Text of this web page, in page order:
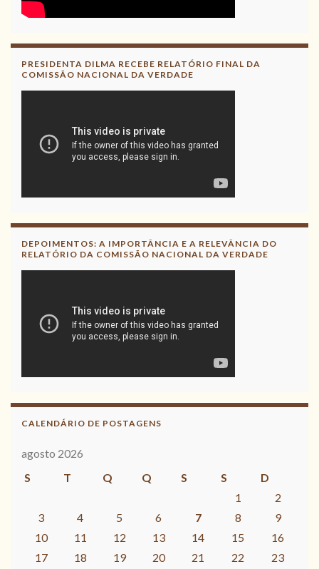
PRESIDENTA DILMA RECEBE RELATÓRIO FINAL DA
COMISSÃO NACIONAL DA VERDADE
DEPOIMENTOS: A IMPORTÂNCIA E A RELEVÂNCIA DO
RELATÓRIO DA COMISSÃO NACIONAL DA VERDADE
CALENDÁRIO DE POSTAGENS
agosto 2026
S
T Q Q S S
D
1
2
3
4 5 6 7 8
9
10
11 12 13 14 15
16
17
18 19 20 21 22
23